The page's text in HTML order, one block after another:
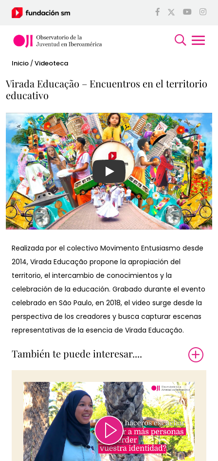
Inicio / Videoteca
Virada Educação – Encuentros en el territorio
educativo
Ver video
Realizada por el colectivo Movimento Entusiasmo desde
2014, Virada Educação propone la apropiación del
territorio, el intercambio de conocimientos y la
celebración de la educación. Grabado durante el evento
celebrado en São Paulo, en 2018, el video surge desde la
perspectiva de los creadores y busca capturar escenas
representativas de la esencia de Virada Educação.
También te puede interesar....